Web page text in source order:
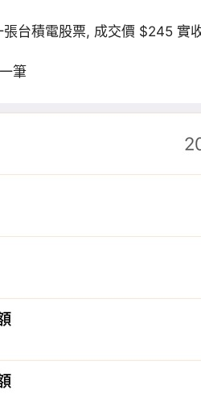
張台積電股票, 成交價 $245 實
筆